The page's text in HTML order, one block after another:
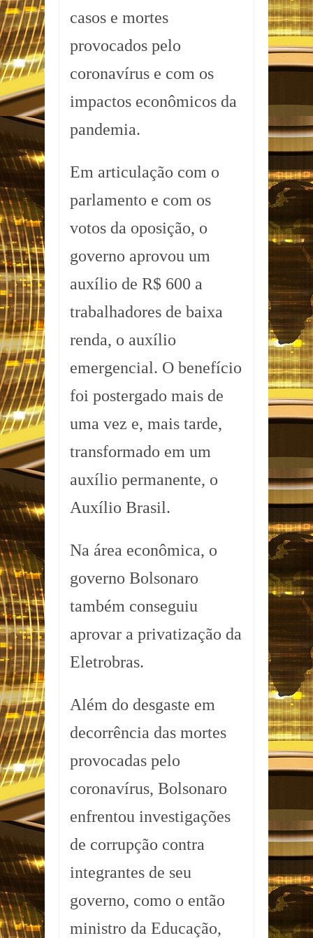
casos e mortes
provocados pelo
coronavírus e com os
impactos econômicos da
pandemia.
Em articulação com o
parlamento e com os
votos da oposição, o
governo aprovou um
auxílio de R$ 600 a
trabalhadores de baixa
renda, o auxílio
emergencial. O benefício
foi postergado mais de
uma vez e, mais tarde,
transformado em um
auxílio permanente, o
Auxílio Brasil.
Na área econômica, o
governo Bolsonaro
também conseguiu
aprovar a privatização da
Eletrobras.
Além do desgaste em
decorrência das mortes
provocadas pelo
coronavírus, Bolsonaro
enfrentou investigações
de corrupção contra
integrantes de seu
governo, como o então
ministro da Educação,